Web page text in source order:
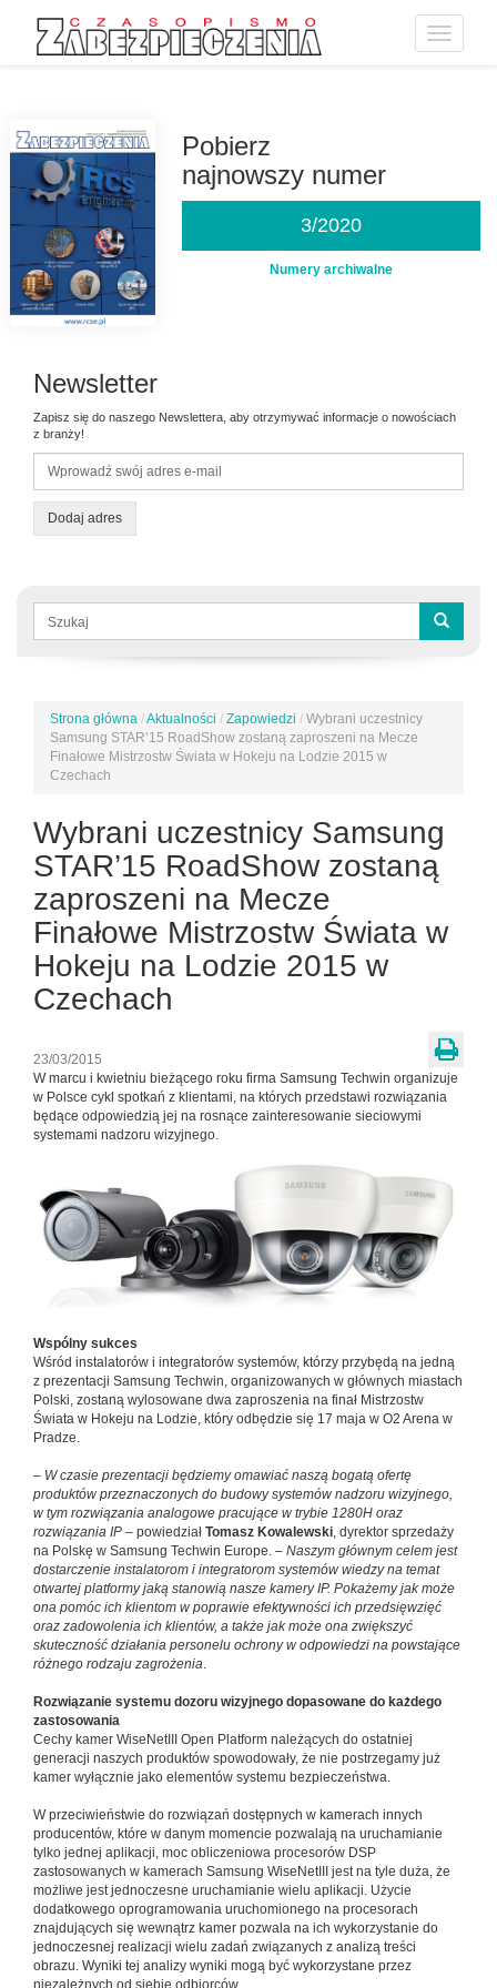
Toggle
Pobierz
najnowszy numer
3/2020
Numery archiwalne
Newsletter
Zapisz się do naszego Newslettera, aby otrzymywać informacje o nowościach
z branży!
Dodaj adres
Formularz
wyszukiwania
Jesteś
tutaj
Strona główna /Aktualności / Zapowiedzi / Wybrani uczestnicy
Samsung STAR’15 RoadShow zostaną zaproszeni na Mecze
Finałowe Mistrzostw Świata w Hokeju na Lodzie 2015 w
Czechach
Wybrani uczestnicy Samsung
STAR’15 RoadShow zostaną
zaproszeni na Mecze
Finałowe Mistrzostw Świata w
Hokeju na Lodzie 2015 w
Czechach
23/03/2015
W marcu i kwietniu bieżącego roku firma Samsung Techwin organizuje
w Polsce cykl spotkań z klientami, na których przedstawi rozwiązania
będące odpowiedzią jej na rosnące zainteresowanie sieciowymi
systemami nadzoru wizyjnego.
Wspólny sukces
Wśród instalatorów i integratorów systemów, którzy przybędą na jedną
z prezentacji Samsung Techwin, organizowanych w głównych miastach
Polski, zostaną wylosowane dwa zaproszenia na finał Mistrzostw
Świata w Hokeju na Lodzie, który odbędzie się 17 maja w O2 Arena w
Pradze.
– W czasie prezentacji będziemy omawiać naszą bogatą ofertę
produktów przeznaczonych do budowy systemów nadzoru wizyjnego,
w tym rozwiązania analogowe pracujące w trybie 1280H oraz
rozwiązania IP – powiedział Tomasz Kowalewski, dyrektor sprzedaży
na Polskę w Samsung Techwin Europe. – Naszym głównym celem jest
dostarczenie instalatorom i integratorom systemów wiedzy na temat
otwartej platformy jaką stanowią nasze kamery IP. Pokażemy jak może
ona pomóc ich klientom w poprawie efektywności ich przedsięwzięć
oraz zadowolenia ich klientów, a także jak może ona zwiększyć
skuteczność działania personelu ochrony w odpowiedzi na powstające
różnego rodzaju zagrożenia.
Rozwiązanie systemu dozoru wizyjnego dopasowane do każdego
zastosowania
Cechy kamer WiseNetIII Open Platform należących do ostatniej
generacji naszych produktów spowodowały, że nie postrzegamy już
kamer wyłącznie jako elementów systemu bezpieczeństwa.
W przeciwieństwie do rozwiązań dostępnych w kamerach innych
producentów, które w danym momencie pozwalają na uruchamianie
tylko jednej aplikacji, moc obliczeniowa procesorów DSP
zastosowanych w kamerach Samsung WiseNetIII jest na tyle duża, że
możliwe jest jednoczesne uruchamianie wielu aplikacji. Użycie
dodatkowego oprogramowania uruchomionego na procesorach
znajdujących się wewnątrz kamer pozwala na ich wykorzystanie do
jednoczesnej realizacji wielu zadań związanych z analizą treści
obrazu. Wyniki tej analizy wyniki mogą być wykorzystane przez
niezależnych od siebie odbiorców.